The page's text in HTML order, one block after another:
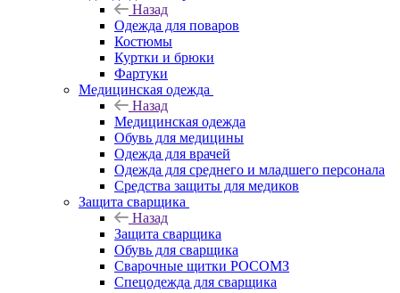
Назад
Одежда для поваров
Костюмы
Куртки и брюки
Фартуки
Медицинская одежда
Назад
Медицинская одежда
Обувь для медицины
Одежда для врачей
Одежда для среднего и младшего персонала
Средства защиты для медиков
Защита сварщика
Назад
Защита сварщика
Обувь для сварщика
Сварочные щитки РОСОМЗ
Спецодежда для сварщика